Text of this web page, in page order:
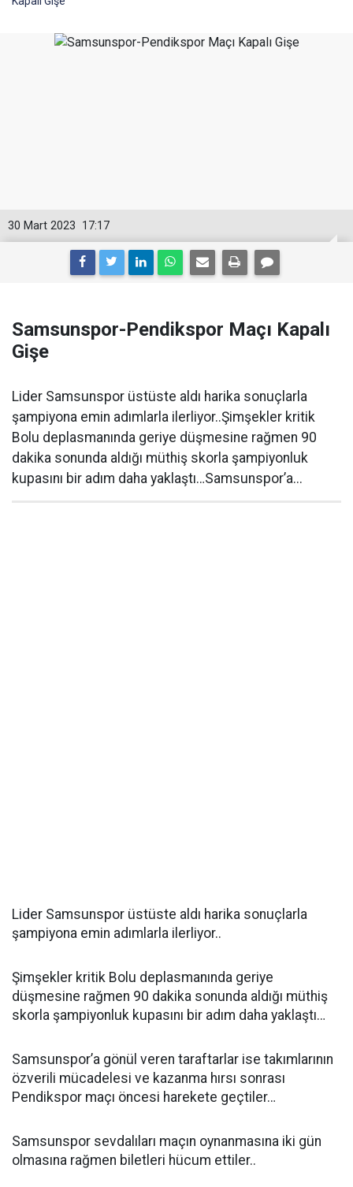
17:17
30 Mart 2023
Samsunspor-Pendikspor Maçı Kapalı
Gişe
Lider Samsunspor üstüste aldı harika sonuçlarla
şampiyona emin adımlarla ilerliyor..Şimşekler kritik
Bolu deplasmanında geriye düşmesine rağmen 90
dakika sonunda aldığı müthiş skorla şampiyonluk
kupasını bir adım daha yaklaştı…Samsunspor’a...
Lider Samsunspor üstüste aldı harika sonuçlarla
şampiyona emin adımlarla ilerliyor..
Şimşekler kritik Bolu deplasmanında geriye
düşmesine rağmen 90 dakika sonunda aldığı müthiş
skorla şampiyonluk kupasını bir adım daha yaklaştı…
Samsunspor’a gönül veren taraftarlar ise takımlarının
özverili mücadelesi ve kazanma hırsı sonrası
Pendikspor maçı öncesi harekete geçtiler…
Samsunspor sevdalıları maçın oynanmasına iki gün
olmasına rağmen biletleri hücum ettiler..